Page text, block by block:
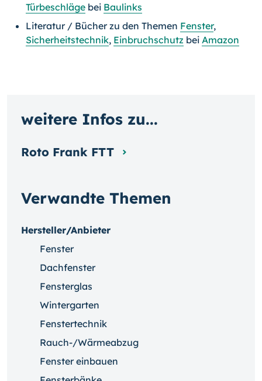
Türbeschläge bei Baulinks
Literatur / Bücher zu den Themen Fenster,
Sicherheitstechnik, Einbruchschutz bei Amazon
Verwandte Themen
Hersteller/Anbieter
Fenster
Dachfenster
Fensterglas
Wintergarten
Fenstertechnik
Rauch-/Wärmeabzug
Fenster einbauen
weitere Infos zu...
Roto Frank FTT